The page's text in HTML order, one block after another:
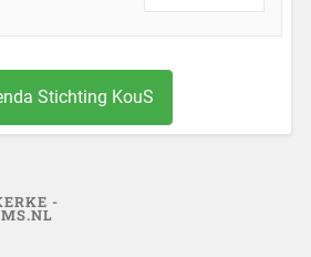
Stichting KouS